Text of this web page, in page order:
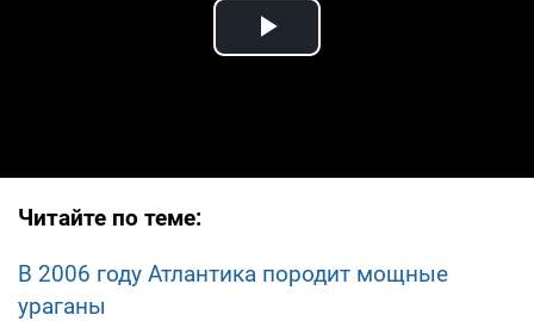
Play Video
Читайте по теме:
В 2006 году Атлантика породит мощные
ураганы